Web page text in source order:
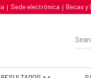
de la
| Sede electrónica | Becas